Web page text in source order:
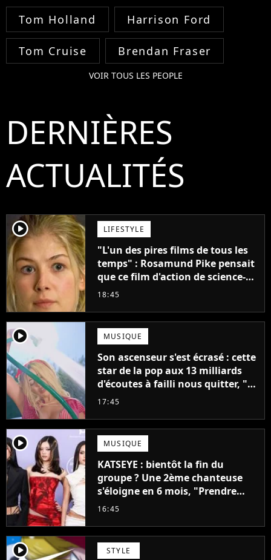
Tom Holland Harrison Ford
Tom Cruise Brendan Fraser
VOIR TOUS LES PEOPLE
DERNIÈRES
ACTUALITÉS
player2 LIFESTYLE
"L'un des pires films de tous les
temps" : Rosamund Pike pensait
que ce film d'action de science-
fiction avec Dwayne Johnson
18:45
player2 MUSIQUE
Son ascenseur s'est écrasé : cette
star de la pop aux 13 milliards
d'écoutes à failli nous quitter, "Je
pensais ne plus jamais chanter"
17:45
player2 MUSIQUE
KATSEYE : bientôt la fin du
groupe ? Une 2ème chanteuse
s'éloigne en 6 mois, "Prendre
cette décision n’a pas été facile"
16:45
player2 STYLE